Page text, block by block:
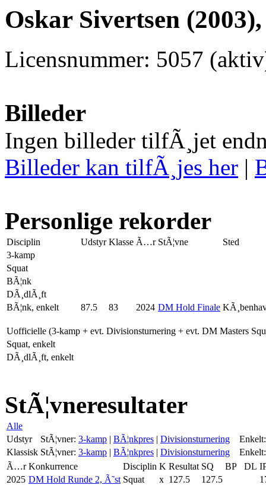
Oskar Sivertsen
Licensnummer: 5057
Billeder
Ingen billeder tilfÃ¸jet
Billeder kan tilfÃ¸jes her |
Personlige rekorder
Disciplin Udstyr Klasse Ã…r StÃ¦vne
Sted
3-kamp
Squat
BÃ¦nk
DÃ¸dlÃ¸ft
BÃ¦nk, enkelt
87.5 83 2024 DM Hold Finale
Uofficielle (3-kamp + evt. Divisionsturnering + evt. DM Masters
Squat, enkelt
DÃ¸dlÃ¸ft, enkelt
StÃ¦vneresultater
Alle
Udstyr
StÃ¦vner: 3-kamp | BÃ¦nkpres | Divisionsturnering
Enkelt:
Klassisk StÃ¦vner: 3-kamp | BÃ¦nkpres | Divisionsturnering
Enkelt:
Ã…r Konkurrence Disciplin K Resultat SQ BP DL
2025 DM Hold Runde 2, Ã˜st Squat x 127.5 127.5